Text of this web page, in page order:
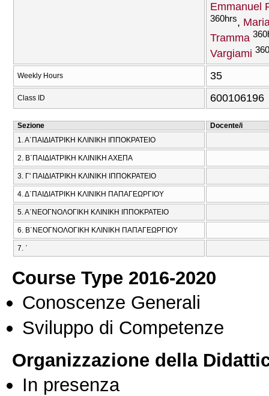
Emmanuel
360hrs
Tramma
Vargiami
Weekly Hours 35
Class ID 600106196
Sezione
Docente/i
1. Α΄ΠΑΙΔΙΑΤΡΙΚΗ ΚΛΙΝΙΚΗ ΙΠΠΟΚΡΑΤΕΙΟ
2. Β΄ΠΑΙΔΙΑΤΡΙΚΗ ΚΛΙΝΙΚΗ ΑΧΕΠΑ
3. Γ' ΠΑΙΔΙΑΤΡΙΚΗ ΚΛΙΝΙΚΗ ΙΠΠΟΚΡΑΤΕΙΟ
4. Δ΄ΠΑΙΔΙΑΤΡΙΚΗ ΚΛΙΝΙΚΗ ΠΑΠΑΓΕΩΡΓΙΟΥ
5. Α΄ΝΕΟΓΝΟΛΟΓΙΚΗ ΚΛΙΝΙΚΗ ΙΠΠΟΚΡΑΤΕΙΟ
6. Β΄ΝΕΟΓΝΟΛΟΓΙΚΗ ΚΛΙΝΙΚΗ ΠΑΠΑΓΕΩΡΓΙΟΥ
7. ΄
Course Type 2016-2020
Conoscenze Generali
Sviluppo di Competenze
Organizzazione della
In presenza